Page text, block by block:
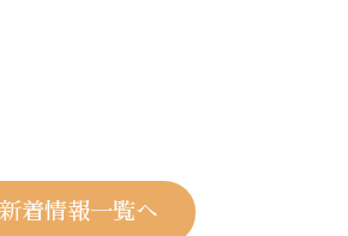
新着情報一覧へ